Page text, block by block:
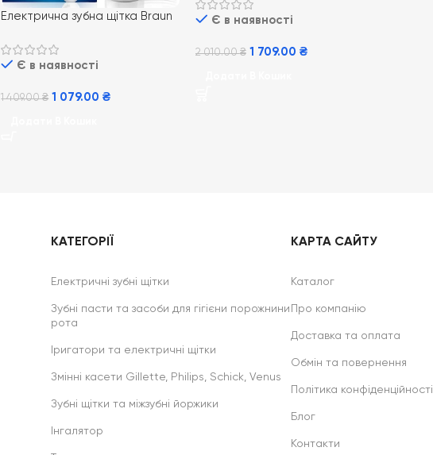
Електрична зубна щітка Braun
CrossAction
Є в наявності
1 409.00₴ 1 079.00₴
Clean HX3651/13
Є в наявності
2 010.00₴ 1 709.00 ₴
КАТЕГОРІЇ
Електричні зубні щітки
Зубні пасти та засоби для гігієни порожнини
рота
Іригатори та електричні щітки
Змінні касети Gillette, Philips, Schick, Venus
Зубні щітки та міжзубні йоржики
Інгалятор
КАРТА САЙТУ
Каталог
Про компанію
Доставка та оплата
Обмін та повернення
Політика конфіденційності
Блог
Контакти